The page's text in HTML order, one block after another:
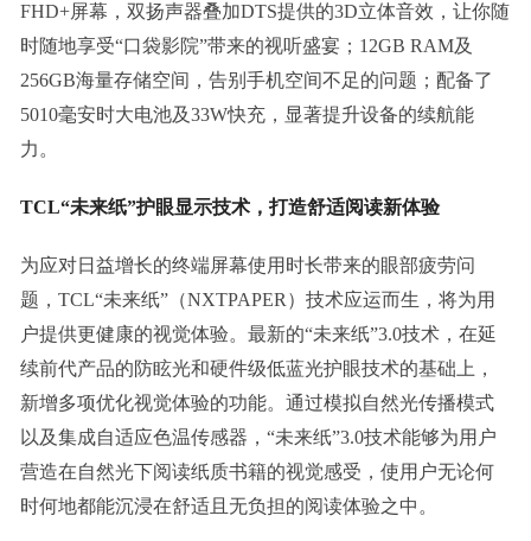
FHD+屏幕，双扬声器叠加DTS提供的3D立体音效，让你随
时随地享受“口袋影院”带来的视听盛宴；12GB RAM及
256GB海量存储空间，告别手机空间不足的问题；配备了
5010毫安时大电池及33W快充，显著提升设备的续航能
力。
TCL“未来纸”护眼显示技术，打造舒适阅读新体验
为应对日益增长的终端屏幕使用时长带来的眼部疲劳问
题，TCL“未来纸”（NXTPAPER）技术应运而生，将为用
户提供更健康的视觉体验。最新的“未来纸”3.0技术，在延
续前代产品的防眩光和硬件级低蓝光护眼技术的基础上，
新增多项优化视觉体验的功能。通过模拟自然光传播模式
以及集成自适应色温传感器，“未来纸”3.0技术能够为用户
营造在自然光下阅读纸质书籍的视觉感受，使用户无论何
时何地都能沉浸在舒适且无负担的阅读体验之中。